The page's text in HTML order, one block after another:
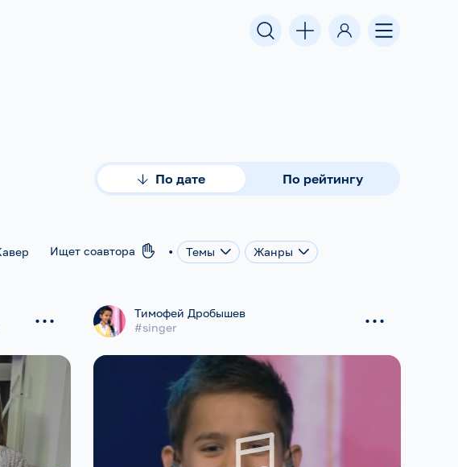
По дате По рейтингу
Кавер Ищет соавтора • Темы
Жанры
...
Тимофей Дробышев
#singer
...